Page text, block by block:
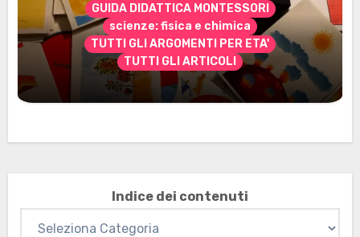
GUIDA DIDATTICA MONTESSORI
scienze: fisica e chimica
TUTTI GLI ARGOMENTI PER ETA'
TUTTI GLI ARTICOLI
Marzo 2026: nuovi materiali stampabili
per gli abbonati
Indice dei contenuti